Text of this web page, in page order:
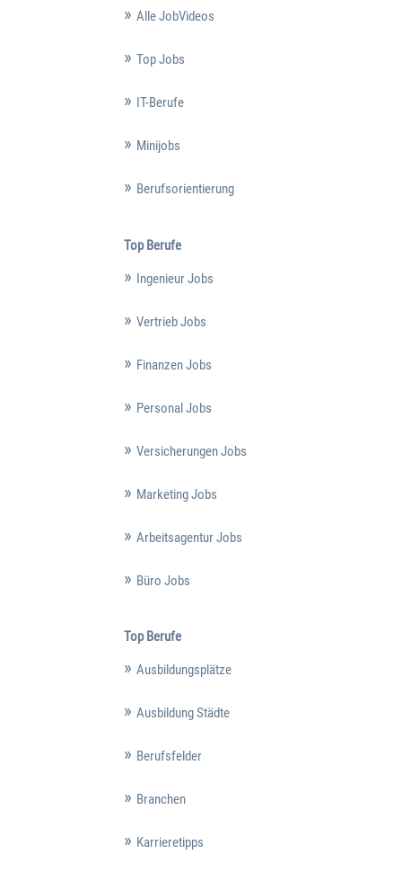
Alle JobVideos
Top Jobs
IT-Berufe
Minijobs
Berufsorientierung
Top Berufe
Ingenieur Jobs
Vertrieb Jobs
Finanzen Jobs
Personal Jobs
Versicherungen Jobs
Marketing Jobs
Arbeitsagentur Jobs
Büro Jobs
Top Berufe
Ausbildungsplätze
Ausbildung Städte
Berufsfelder
Branchen
Karrieretipps